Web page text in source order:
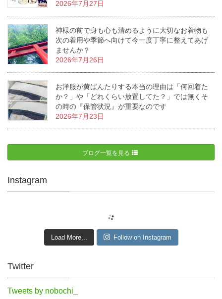
2026年7月27日
神様の前で身も心も清めるように大切なお着物も
次の着用や季節へ向けて今一度丁寧に整えてあげ
ませんか？
2026年7月26日
お洋服が黄ばんたりする本当の理由は「何回着た
か？」や「どれくらい放置してた？」では無くそ
の時の『保管状況』が重要なのです
2026年7月23日
ブログ一覧を見る
Instagram
Load More... Follow on Instagram
Twitter
Tweets by nobochi_